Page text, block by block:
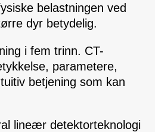
belastningen ved
dyr betydelig.
i fem trinn. CT-
parametere,
betjening som kan
lineær detektorteknologi